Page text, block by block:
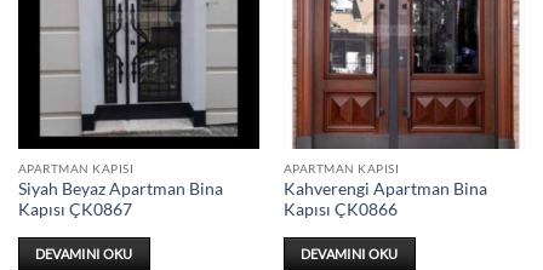
APARTMAN KAPISI
Siyah Beyaz Apartman Bina
Kapısı ÇK0867
DEVAMINI OKU
APARTMAN KAPISI
Kahverengi Apartman Bina
Kapısı ÇK0866
DEVAMINI OKU